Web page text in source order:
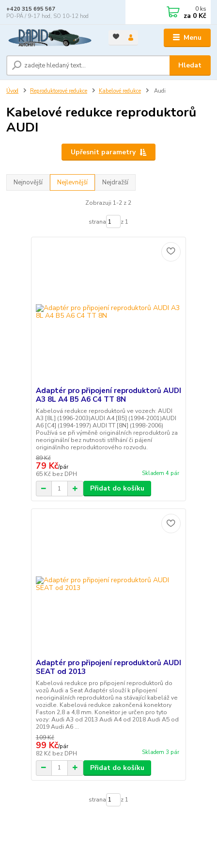
Menu
Hledat
+420 315 695 567
PO-PÁ / 9-17 hod, SO 10-12 hod
0 ks
za 0 Kč
Úvod Reproduktorové redukce Kabelové redukce Audi
Kabelové redukce reproduktorů
AUDI
Upřesnit parametry
Nejnovější Nejlevnější Nejdražší
Zobrazuji 1-2 z 2
strana z 1
Adaptér pro připojení reproduktorů AUDI
A3 8L A4 B5 A6 C4 TT 8N
Kabelová redukce reproduktorů ve vozech: AUDI
A3 [8L] (1996-2003)AUDI A4 [B5] (1994-2001)AUDI
A6 [C4] (1994-1997) AUDI TT [8N] (1998-2006)
Používá se při výměně originálních reproduktorů za
neoriginální bez nutnosti stříhání či pájení
originálního reproduktorového rozvodu.
89 Kč
79 Kč/pár
65 Kč bez DPH Skladem 4 pár
Přidat do košíku
Adaptér pro připojení reproduktorů AUDI
SEAT od 2013
Kabelová redukce pro připojení reproduktorů do
vozů Audi a Seat Adaptér slouží k připojení
neoriginálních reproduktorů na stávající kabeláž ve
vozidle. Kabelová redukce zakončená konektory
Faston 2,8 a 4,8 mm. Konektor je určen pro tyto
vozy: Audi A3 od 2013 Audi A4 od 2018 Audi A5 od
2019 Audi A6 ...
109 Kč
99 Kč/pár
82 Kč bez DPH Skladem 3 pár
Přidat do košíku
strana z 1